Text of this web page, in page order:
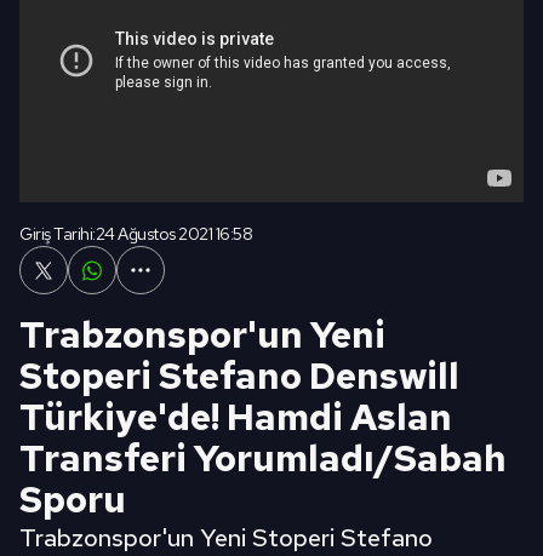
Giriş Tarihi:24 Ağustos 2021 16:58
Trabzonspor'un Yeni
Stoperi Stefano Denswill
Türkiye'de! Hamdi Aslan
Transferi Yorumladı/Sabah
Sporu
Trabzonspor'un Yeni Stoperi Stefano